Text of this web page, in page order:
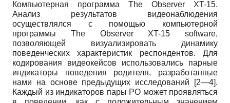
Компьютерная программа The Observer XT-15.
Анализ результатов видеонаблюдения
осуществлялся с помощью компьютерной
программы The Observer XT-15 software,
позволяющей визуализировать динамику
поведенческих характеристик респондентов. Для
кодирования видеокейсов использовались парные
индикаторы поведения родителя, разработанные
нами на основе предыдущих исследований [2—4].
Каждый из индикаторов пары РО может проявляться